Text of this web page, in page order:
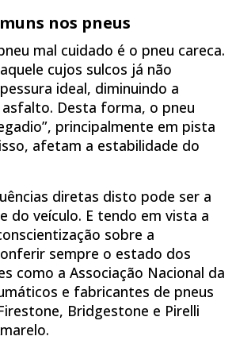
nos pneus
mal cuidado é o pneu careca.
cujos sulcos já não
ideal, diminuindo a
Desta forma, o pneu
principalmente em pista
afetam a estabilidade do
diretas disto pode ser a
do veículo. E tendo em vista a
sobre a
sempre o estado dos
como a Associação Nacional da
e fabricantes de pneus
Bridgestone e Pirelli